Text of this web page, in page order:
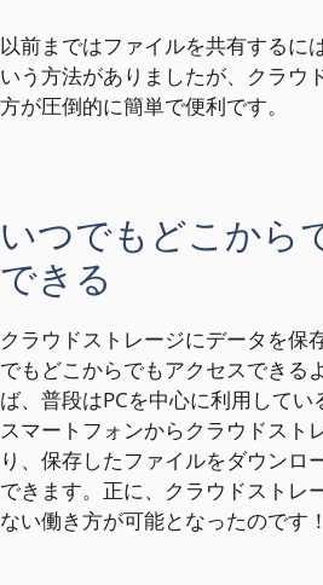
以前まではファイルを共有するに
いう方法がありましたが、クラウ
方が圧倒的に簡単で便利です。
いつでもどこから
できる
クラウドストレージにデータを保
でもどこからでもアクセスできる
ば、普段はPCを中心に利用して
スマートフォンからクラウドスト
り、保存したファイルをダウンロ
できます。正に、クラウドストレ
ない働き方が可能となったのです！